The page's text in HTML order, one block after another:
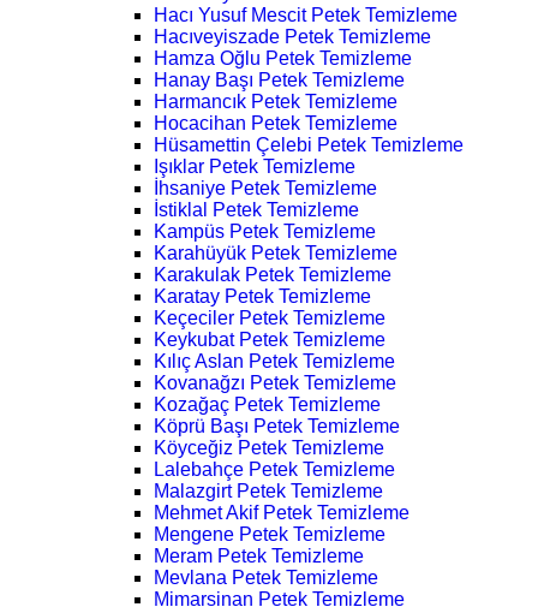
Hacı Yusuf Mescit Petek Temizleme
Hacıveyiszade Petek Temizleme
Hamza Oğlu Petek Temizleme
Hanay Başı Petek Temizleme
Harmancık Petek Temizleme
Hocacihan Petek Temizleme
Hüsamettin Çelebi Petek Temizleme
Işıklar Petek Temizleme
İhsaniye Petek Temizleme
İstiklal Petek Temizleme
Kampüs Petek Temizleme
Karahüyük Petek Temizleme
Karakulak Petek Temizleme
Karatay Petek Temizleme
Keçeciler Petek Temizleme
Keykubat Petek Temizleme
Kılıç Aslan Petek Temizleme
Kovanağzı Petek Temizleme
Kozağaç Petek Temizleme
Köprü Başı Petek Temizleme
Köyceğiz Petek Temizleme
Lalebahçe Petek Temizleme
Malazgirt Petek Temizleme
Mehmet Akif Petek Temizleme
Mengene Petek Temizleme
Meram Petek Temizleme
Mevlana Petek Temizleme
Mimarsinan Petek Temizleme